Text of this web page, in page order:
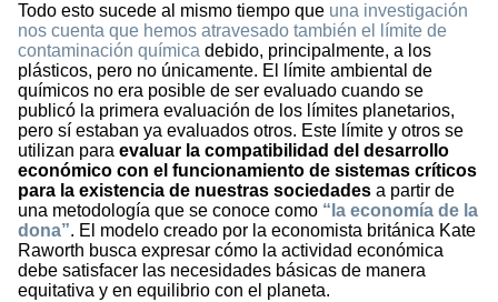
Todo esto sucede al mismo tiempo que una investigación
nos cuenta que hemos atravesado también el límite de
contaminación química debido, principalmente, a los
plásticos, pero no únicamente. El límite ambiental de
químicos no era posible de ser evaluado cuando se
publicó la primera evaluación de los límites planetarios,
pero sí estaban ya evaluados otros. Este límite y otros se
utilizan para evaluar la compatibilidad del desarrollo
económico con el funcionamiento de sistemas críticos
para la existencia de nuestras sociedades a partir de
una metodología que se conoce como “la economía de la
dona”. El modelo creado por la economista británica Kate
Raworth busca expresar cómo la actividad económica
debe satisfacer las necesidades básicas de manera
equitativa y en equilibrio con el planeta.